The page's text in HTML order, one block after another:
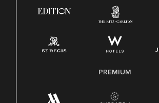
Ley de licencia familiar y médica
PREMIUM